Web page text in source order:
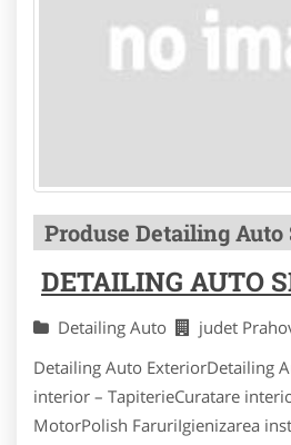
Produse Detailing Auto
DETAILING AUTO
Detailing Auto judet
Detailing Auto ExteriorDetailing
interior – TapiterieCuratare
MotorPolish FaruriIgienizarea